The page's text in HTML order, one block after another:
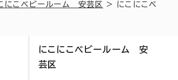
にこベビールーム 安芸区 > にこにこベ
にこにこベビールーム 安
芸区